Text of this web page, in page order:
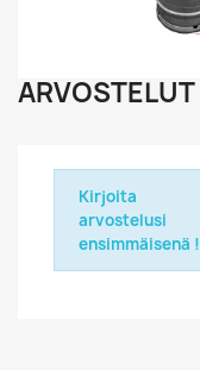
ARVOSTELUT
Kirjoita
arvostelusi
ensimmäisenä !